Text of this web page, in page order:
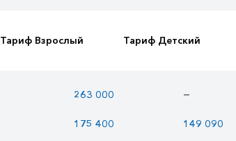
Тариф Взрослый Тариф Детский
263 000 —
175 400 149 090